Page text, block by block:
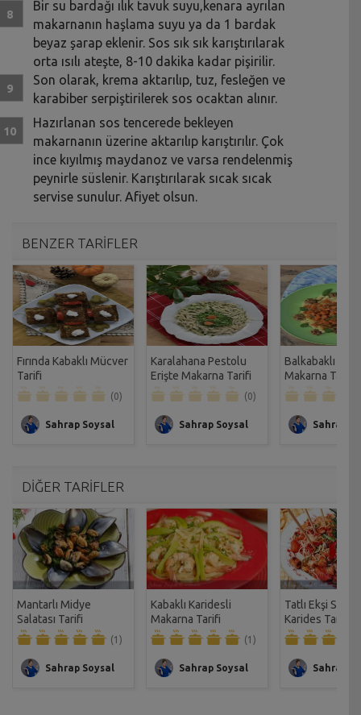
Bir su bardağı ılık tavuk suyu,kenara ayrılan
makarnanın haşlama suyu ya da 1 bardak
beyaz şarap eklenir. Sos sık sık karıştırılarak
orta ısılı ateşte, 8-10 dakika kadar pişirilir.
Son olarak, krema aktarılıp, tuz, fesleğen ve
karabiber serpiştirilerek sos ocaktan alınır.
Hazırlanan sos tencerede bekleyen
makarnanın üzerine aktarılıp karıştırılır. Çok
ince kıyılmış maydanoz ve varsa rendelenmiş
peynirle süslenir. Karıştırılarak sıcak sıcak
servise sunulur. Afiyet olsun.
BENZER TARİFLER
Fırında Kabaklı Mücver
Tarifi
(0)
Sahrap Soysal
Karalahana Pestolu
Erişte Makarna Tarifi
(0)
Sahrap Soysal
Balkabaklı
Makarna Tarifi
Sahrap
DİĞER TARİFLER
Mantarlı Midye
Salatası Tarifi
(1)
Sahrap Soysal
Kabaklı Karidesli
Makarna Tarifi
(1)
Sahrap Soysal
Tatlı Ekşi Soslu
Karides Tarifi
Sahrap